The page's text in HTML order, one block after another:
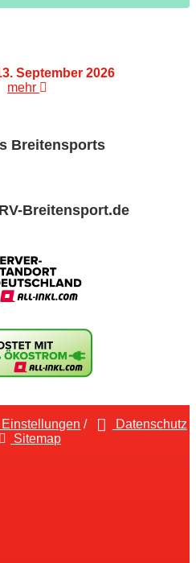
September 2026
mehr
Breitensports
Breitensport.de
/
Datenschutz
Sitemap